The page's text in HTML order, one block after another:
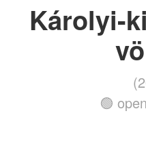
Károlyi-
🟢